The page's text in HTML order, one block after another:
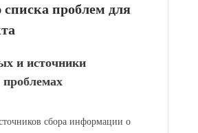
списка проблем для
и источники
сбора информации о